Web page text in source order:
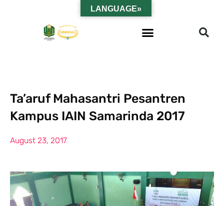
Ta’aruf Mahasantri Pesantren
Kampus IAIN Samarinda 2017
August 23, 2017
LANGUAGE»